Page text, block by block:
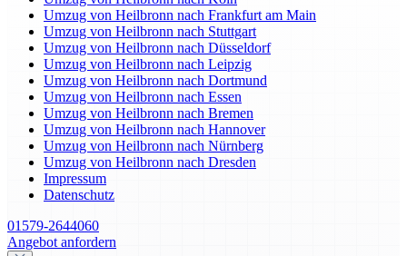
Umzug von Heilbronn nach Frankfurt am Main
Umzug von Heilbronn nach Stuttgart
Umzug von Heilbronn nach Düsseldorf
Umzug von Heilbronn nach Leipzig
Umzug von Heilbronn nach Dortmund
Umzug von Heilbronn nach Essen
Umzug von Heilbronn nach Bremen
Umzug von Heilbronn nach Hannover
Umzug von Heilbronn nach Nürnberg
Umzug von Heilbronn nach Dresden
Impressum
Datenschutz
01579-2644060
Angebot anfordern